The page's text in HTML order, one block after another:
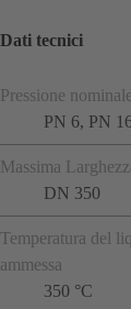
Dati tecnici
Pressione nominale
PN 6, PN
Massima
DN 350
Temperatura del
ammessa
350 °C